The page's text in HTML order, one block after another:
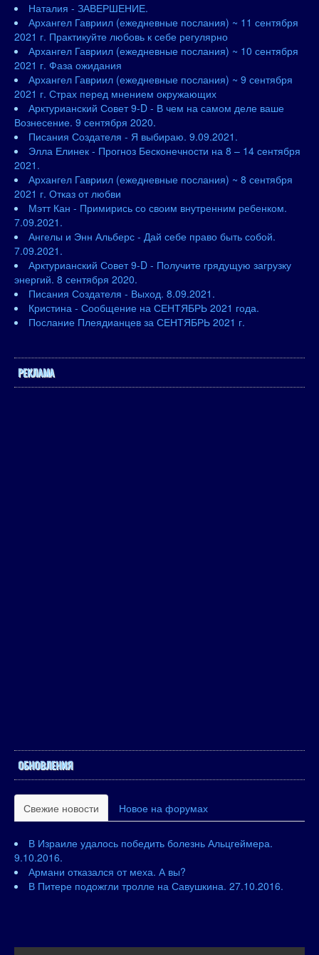
Наталия - ЗАВЕРШЕНИЕ.
Архангел Гавриил (ежедневные послания) ~ 11 сентября
2021 г. Практикуйте любовь к себе регулярно
Архангел Гавриил (ежедневные послания) ~ 10 сентября
2021 г. Фаза ожидания
Архангел Гавриил (ежедневные послания) ~ 9 сентября
2021 г. Страх перед мнением окружающих
Арктурианский Совет 9-D - В чем на самом деле ваше
Вознесение. 9 сентября 2020.
Писания Создателя - Я выбираю. 9.09.2021.
Элла Елинек - Прогноз Бесконечности на 8 – 14 сентября
2021.
Архангел Гавриил (ежедневные послания) ~ 8 сентября
2021 г. Отказ от любви
Мэтт Кан - Примирись со своим внутренним ребенком.
7.09.2021.
Ангелы и Энн Альберс - Дай себе право быть собой.
7.09.2021.
Арктурианский Совет 9-D - Получите грядущую загрузку
энергий. 8 сентября 2020.
Писания Создателя - Выход. 8.09.2021.
Кристина - Сообщение на СЕНТЯБРЬ 2021 года.
Послание Плеядианцев за СЕНТЯБРЬ 2021 г.
РЕКЛАМА
ОБНОВЛЕНИЯ
Свежие новости Новое на форумах
В Израиле удалось победить болезнь Альцгеймера.
9.10.2016.
Армани отказался от меха. А вы?
В Питере подожгли тролле на Савушкина. 27.10.2016.